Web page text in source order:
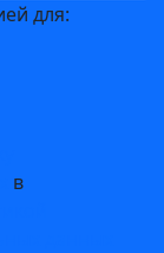
для:
в